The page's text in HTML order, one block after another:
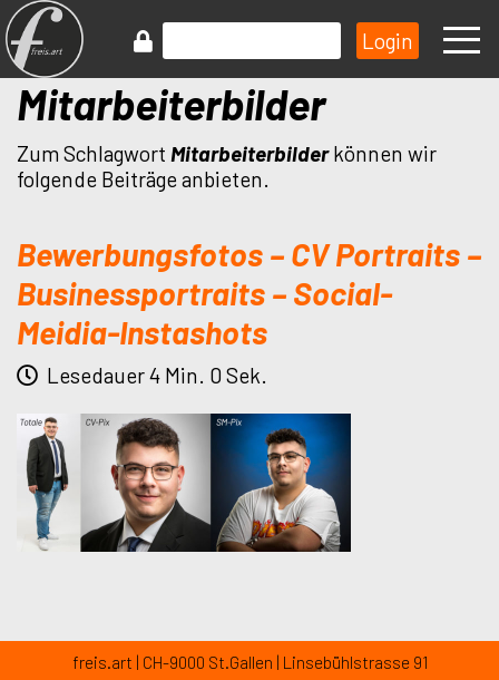
Mitarbeiterbilder
Zum Schlagwort Mitarbeiterbilderkönnen wir
folgende Beiträge anbieten.
Bewerbungsfotos – CV Portraits –
Businessportraits – Social-
Meidia-Instashots
Lesedauer 4 Min. 0 Sek.
freis.art | CH-9000 St.Gallen | Linsebühlstrasse 91